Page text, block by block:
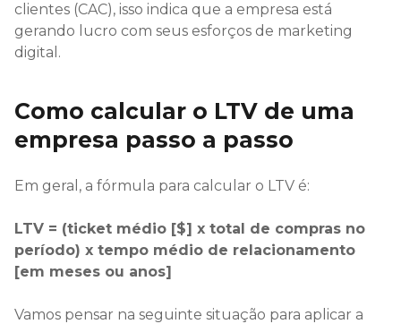
clientes (CAC), isso indica que a empresa está
gerando lucro com seus esforços de marketing
digital.
Como calcular o LTV de uma
empresa passo a passo
Em geral, a fórmula para calcular o LTV é:
LTV = (ticket médio [$] x total de compras no
período) x tempo médio de relacionamento
[em meses ou anos]
Vamos pensar na seguinte situação para aplicar a